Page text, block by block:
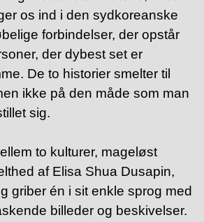
os ind i den sydkoreanske
forbindelser, der opstår
der dybest set er
De to historier smelter til
ikke på den måde som man
sig.
to kulturer, mageløst
af Elisa Shua Dusapin,
griber én i sit enkle sprog med
billeder og beskivelser.